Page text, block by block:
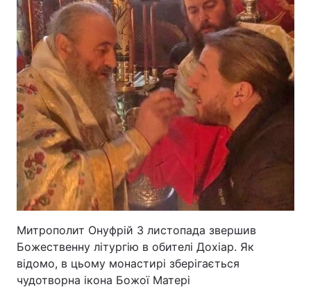
Техно і зв'язок Лайт
Зброя Інциденти
Здоров'я Туризм
Цікавинки Погода
Екологія Регіони
Лонгріди
Інтерв'ю Думки
Архів Вакансії
Митрополит Онуфрій 3 листопада звершив
Божественну літургію в обителі Дохіар. Як
відомо, в цьому монастирі зберігається
чудотворна ікона Божої Матері